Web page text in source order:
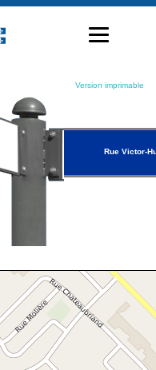
Version imprimable
Rue Victor-